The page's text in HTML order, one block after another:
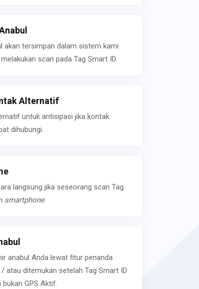
akan tersimpan dalam sistem kami
scan pada Tag Smart ID.
Alternatif
untuk antisipasi jika kontak
dihubungi.
langsung jika seseorang scan Tag
smartphone.
anabul Anda lewat fitur penanda
atau ditemukan setelah Tag Smart ID
GPS Aktif.